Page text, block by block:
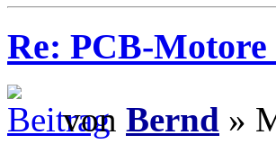
Re: PCB-
von Bernd »